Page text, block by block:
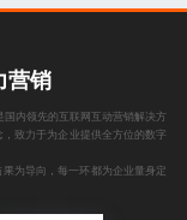
营销
内领先的互联网互动营销解决方
致力于为企业提供全方位的数字
为导向，每一环都为企业量身定